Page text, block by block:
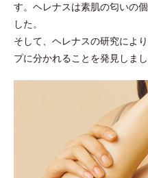
す。ヘレナスは素肌の匂いの
した。
そして、ヘレナスの研究によ
プに分かれることを発見しまし